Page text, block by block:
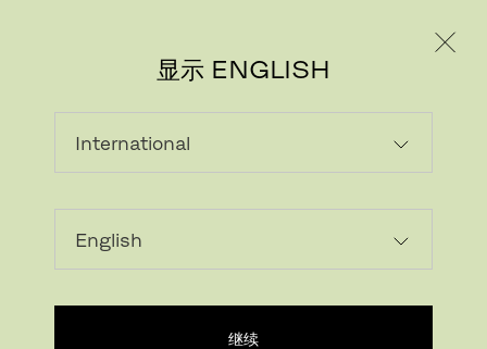
显示 ENGLISH
继续